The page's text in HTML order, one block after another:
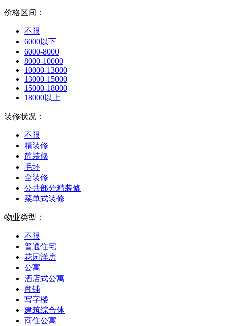
价格区间：
不限
6000以下
6000-8000
8000-10000
10000-13000
13000-15000
15000-18000
18000以上
装修状况：
不限
精装修
简装修
毛坯
全装修
公共部分精装修
菜单式装修
物业类型：
不限
普通住宅
花园洋房
公寓
酒店式公寓
商铺
写字楼
建筑综合体
商住公寓